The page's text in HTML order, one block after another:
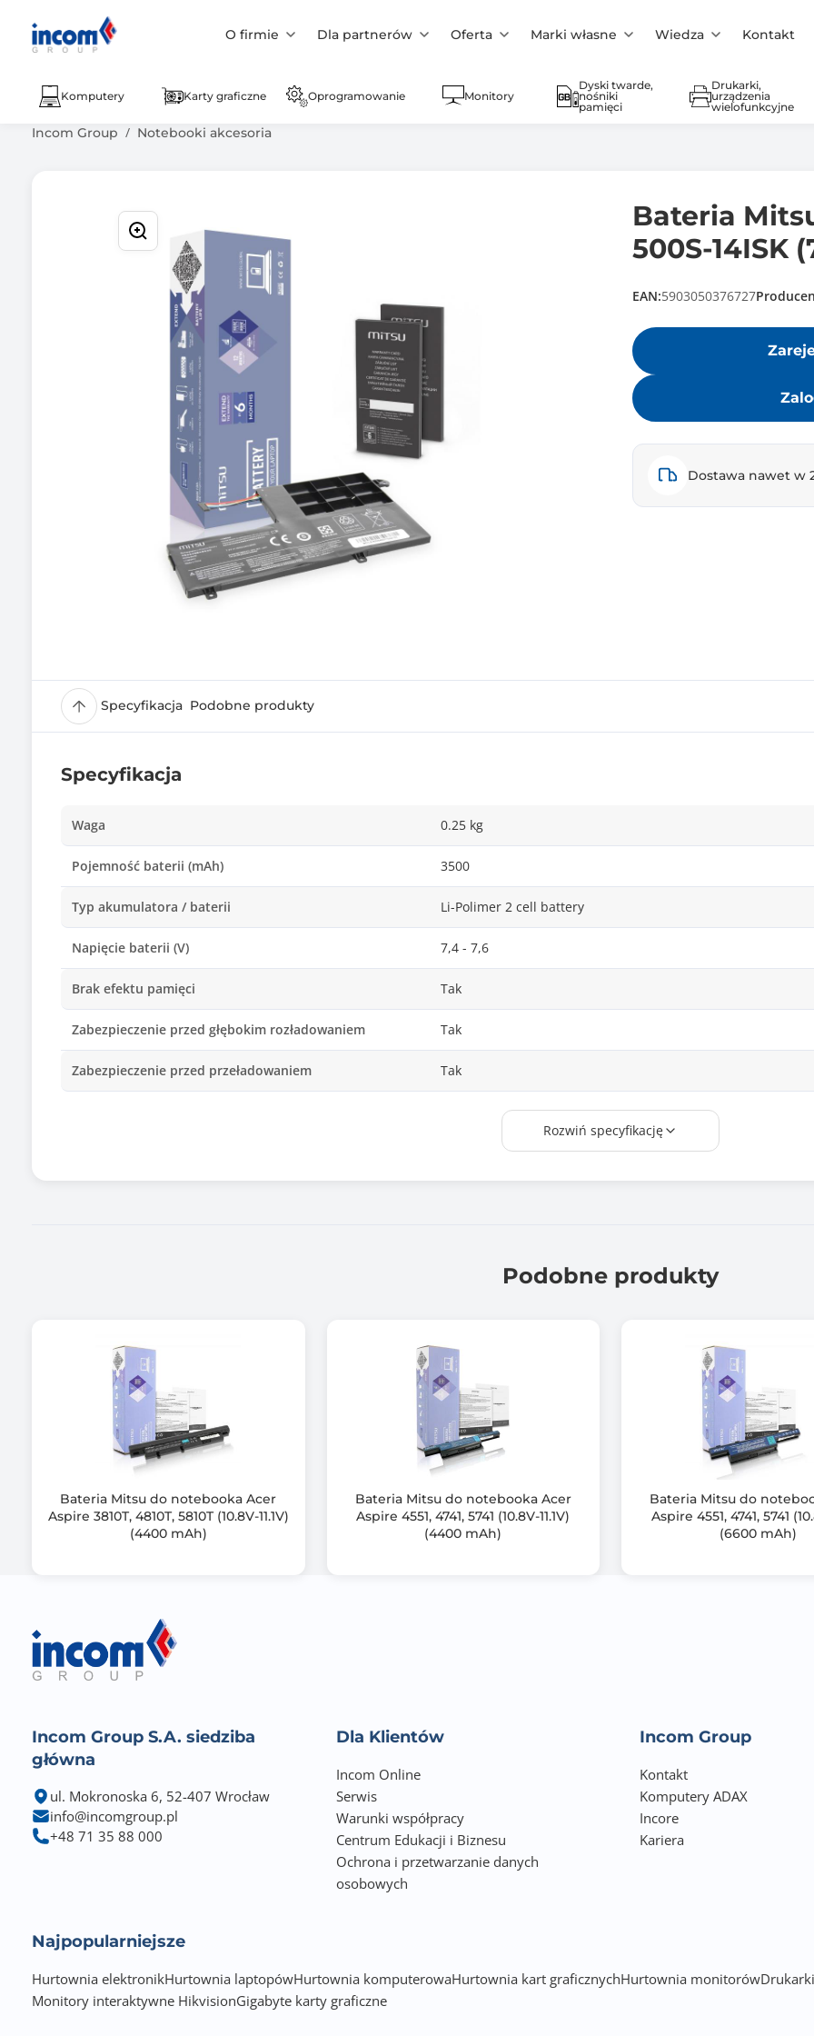
O firmie Dla partnerów Oferta Marki własne Wiedza Kontakt
Komputery Karty graficzne Oprogramowanie Monitory
Dyski twarde,
nośniki
pamięci
Drukarki,
urządzenia
wielofunkcyjne
Incom Group Notebooki akcesoria
Bateria
500S-14ISK
EAN:5903050376727
Dostawa nawet w
Specyfikacja Podobne produkty
Specyfikacja
Waga 0.25 kg
Pojemność baterii (mAh) 3500
Typ akumulatora / baterii Li-Polimer 2 cell battery
Napięcie baterii (V) 7,4 - 7,6
Brak efektu pamięci Tak
Zabezpieczenie przed głębokim rozładowaniem Tak
Zabezpieczenie przed przeładowaniem Tak
L14L2P21, L14L2P21(2ICP6/55/90), L14L3P21, L14M2P21,
L14M3P21
Zabezpieczenie przed: przepięciem, przegrzaniem,
W zestawie: bateria, instrukcja obsługi, karta gwarancyjna
Rozwiń specyfikację
Podobne produkty
Bateria Mitsu do notebooka Acer
Aspire 3810T, 4810T, 5810T (10.8V-11.1V)
(4400 mAh)
Bateria Mitsu do notebooka Acer
Aspire 4551, 4741, 5741 (10.8V-11.1V)
(4400 mAh)
Bateria Mitsu do
Aspire 4551, 4741, 5741
(6600 mAh)
Incom Group S.A. siedziba
główna
ul. Mokronoska 6, 52-407 Wrocław
info@incomgroup.pl
+48 71 35 88 000
Dla Klientów
Incom Online
Serwis
Warunki współpracy
Centrum Edukacji i Biznesu
Ochrona i przetwarzanie danych
osobowych
Incom Group
Kontakt
Komputery ADAX
Incore
Kariera
Najpopularniejsze
Hurtownia elektronikHurtownia laptopówHurtownia komputerowaHurtownia kart graficznychHurtownia monitorów
Monitory interaktywne HikvisionGigabyte karty graficzne